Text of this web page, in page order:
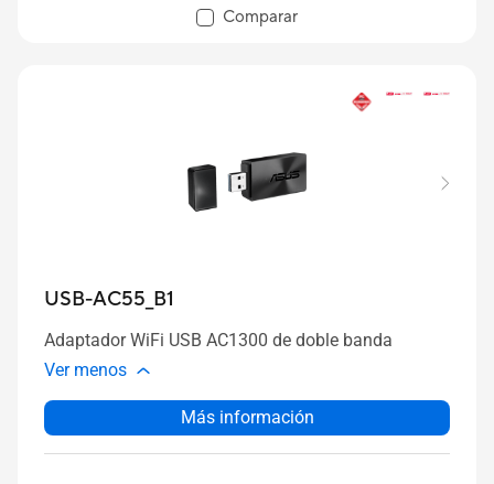
Comparar
USB-AC55_B1
Adaptador WiFi USB AC1300 de doble banda
Ver menos
Más información